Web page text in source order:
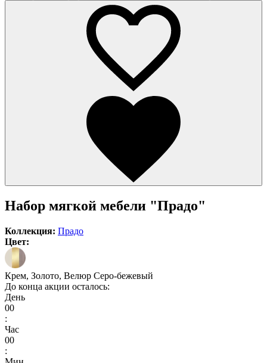
Набор мягкой мебели "Прадо"
Коллекция: Прадо
Цвет:
Крем, Золото, Велюр Серо-бежевый
До конца акции осталось:
День
00
:
Час
00
: